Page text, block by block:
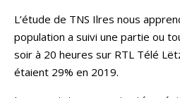
L’étude de TNS Ilres nous
population a suivi une partie ou
soir à 20 heures sur RTL Télé
étaient 29% en 2019.